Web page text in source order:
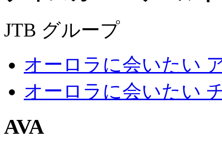
JTB グループ
オーロラに会いたい
オーロラに会いたい
AVA